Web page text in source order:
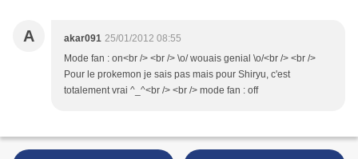
A akar091 25/01/2012 08:55
Mode fan : on<br /> <br /> \o/ wouais genial \o/<br /> <br />
Pour le prokemon je sais pas mais pour Shiryu, c'est
totalement vrai ^_^<br /> <br /> mode fan : off